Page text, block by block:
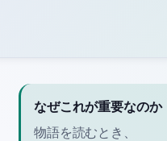
なぜこれが重要なのか
物語を読むとき、